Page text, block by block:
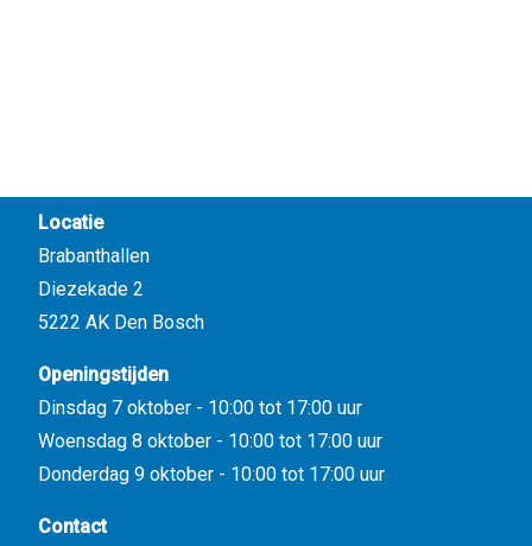
Locatie
Brabanthallen
Diezekade 2
5222 AK Den Bosch
Openingstijden
Dinsdag 7 oktober - 10:00 tot 17:00 uur
Woensdag 8 oktober - 10:00 tot 17:00 uur
Donderdag 9 oktober - 10:00 tot 17:00 uur
Contact